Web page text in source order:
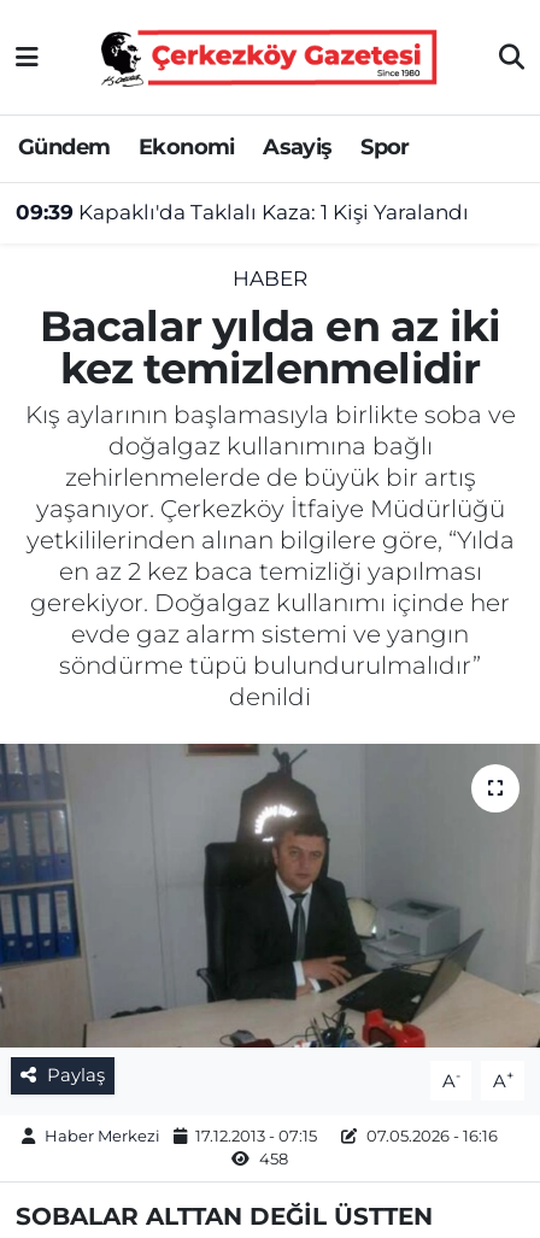
Gündem Ekonomi Asayiş Spor
09:39 Kapaklı'da Taklalı Kaza: 1 Kişi Yaralandı
HABER
Bacalar yılda en az iki
kez temizlenmelidir
Kış aylarının başlamasıyla birlikte soba ve
doğalgaz kullanımına bağlı
zehirlenmelerde de büyük bir artış
yaşanıyor. Çerkezköy İtfaiye Müdürlüğü
yetkililerinden alınan bilgilere göre, “Yılda
en az 2 kez baca temizliği yapılması
gerekiyor. Doğalgaz kullanımı içinde her
evde gaz alarm sistemi ve yangın
söndürme tüpü bulundurulmalıdır”
denildi
Paylaş A- A+
Haber Merkezi 17.12.2013 - 07:15
07.05.2026 - 16:16
458
SOBALAR ALTTAN DEĞİL ÜSTTEN
Asayiş
Ekonomi
Gündem
Kültür&Sanat
Manşet
SAĞLIK
Spor
Gizlilik Sözleşmesi
İletişim
Yayın İlkeleri
Tekirdağ Nöbetçi Eczaneler
Tekirdağ Hava Durumu
Tekirdağ Namaz Vakitleri
Tekirdağ Trafik Yoğunluk Haritası
Süper Lig Puan Durumu ve Fikstür
Tüm Manşetler
Son Dakika Haberleri
Haber Arşivi